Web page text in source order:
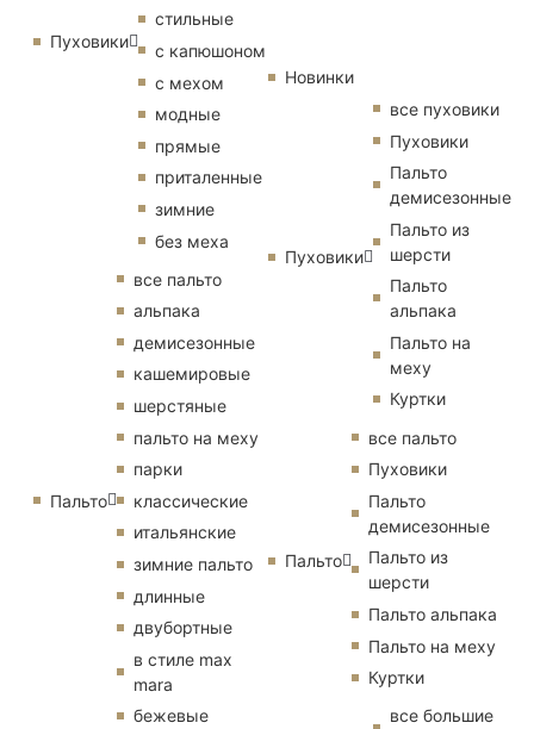
Пуховики
стильные
с капюшоном
с мехом
модные
прямые
приталенные
зимние
без меха
Пальто
все пальто
альпака
демисезонные
кашемировые
шерстяные
пальто на меху
парки
классические
итальянские
зимние пальто
длинные
двубортные
в стиле max
mara
бежевые
Новинки
Пуховики
все пуховики
Пуховики
Пальто
демисезонные
Пальто из
шерсти
Пальто
альпака
Пальто на
меху
Куртки
Пальто
все пальто
Пуховики
Пальто
демисезонные
Пальто из
шерсти
Пальто альпака
Пальто на меху
Куртки
все большие